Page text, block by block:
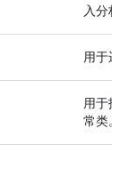
入分
用于运
用于报
常类。